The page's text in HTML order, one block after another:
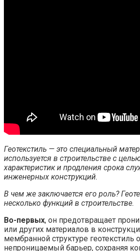
Геотекстиль — это специальный
используется в строительстве с
характеристик и продления срока
инженерных конструкций.
В чем же заключается его роль?
несколько функций в строительстве.
Во-первых, он предотвращает
или других материалов в
мембранной структуре геотекстиль
непроницаемый барьер, сохраняя